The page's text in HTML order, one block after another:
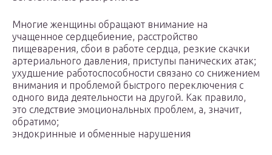
Многие женщины обращают внимание на
учащенное сердцебиение, расстройство
пищеварения, сбои в работе сердца, резкие скачки
артериального давления, приступы панических атак;
ухудшение работоспособности связано со снижением
внимания и проблемой быстрого переключения с
одного вида деятельности на другой. Как правило,
это следствие эмоциональных проблем, а, значит,
обратимо;
эндокринные и обменные нарушения